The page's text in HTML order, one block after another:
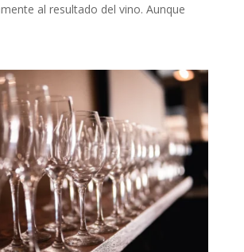
al resultado del vino. Aunque